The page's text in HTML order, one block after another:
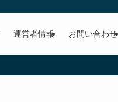
運営者情報 お問い合わせ